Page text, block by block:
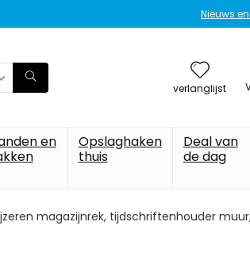
Nieuws
verlanglijst
en
Opslaghaken
thuis
Deal van
de dag
magazijnrek, tijdschriftenhouder